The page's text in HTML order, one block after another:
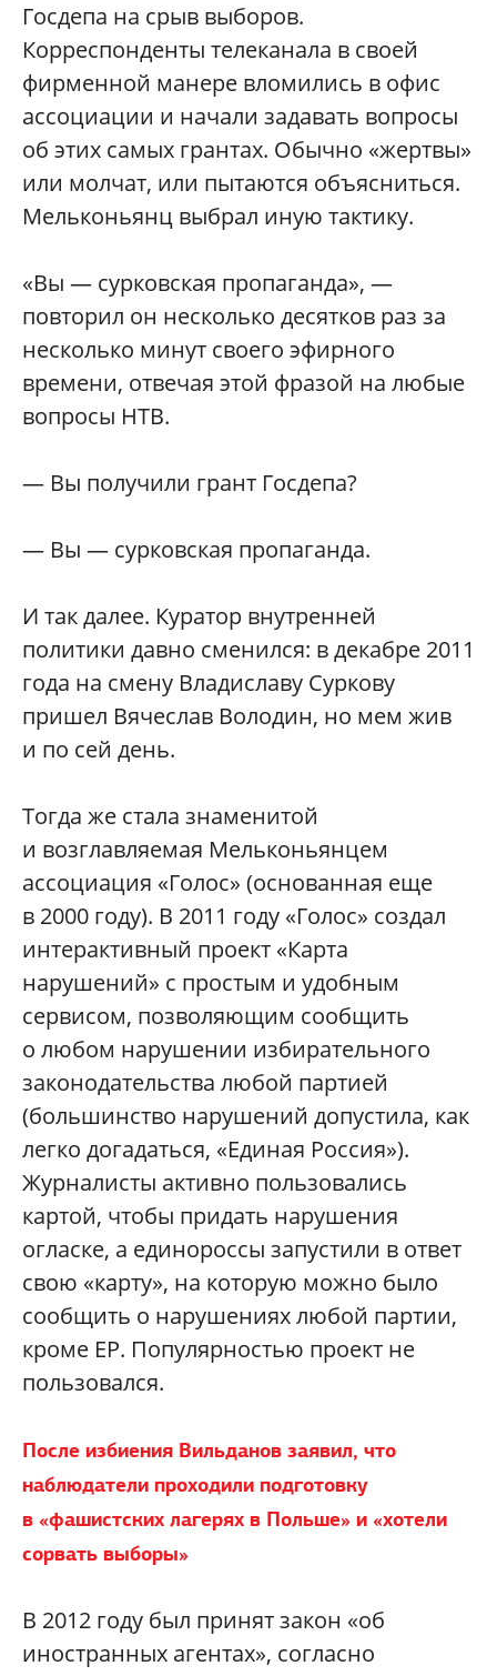
Госдепа на срыв выборов.
Корреспонденты телеканала в своей
фирменной манере вломились в офис
ассоциации и начали задавать вопросы
об этих самых грантах. Обычно «жертвы»
или молчат, или пытаются объясниться.
Мельконьянц выбрал иную тактику.
«Вы — сурковская пропаганда», —
повторил он несколько десятков раз за
несколько минут своего эфирного
времени, отвечая этой фразой на любые
вопросы НТВ.
— Вы получили грант Госдепа?
— Вы — сурковская пропаганда.
И так далее. Куратор внутренней
политики давно сменился: в декабре 2011
года на смену Владиславу Суркову
пришел Вячеслав Володин, но мем жив
и по сей день.
Тогда же стала знаменитой
и возглавляемая Мельконьянцем
ассоциация «Голос» (основанная еще
в 2000 году). В 2011 году «Голос» создал
интерактивный проект «Карта
нарушений» с простым и удобным
сервисом, позволяющим сообщить
о любом нарушении избирательного
законодательства любой партией
(большинство нарушений допустила, как
легко догадаться, «Единая Россия»).
Журналисты активно пользовались
картой, чтобы придать нарушения
огласке, а единороссы запустили в ответ
свою «карту», на которую можно было
сообщить о нарушениях любой партии,
кроме ЕР. Популярностью проект не
пользовался.
После избиения Вильданов заявил, что
наблюдатели проходили подготовку
в «фашистских лагерях в Польше» и «хотели
сорвать выборы»
В 2012 году был принят закон «об
иностранных агентах», согласно